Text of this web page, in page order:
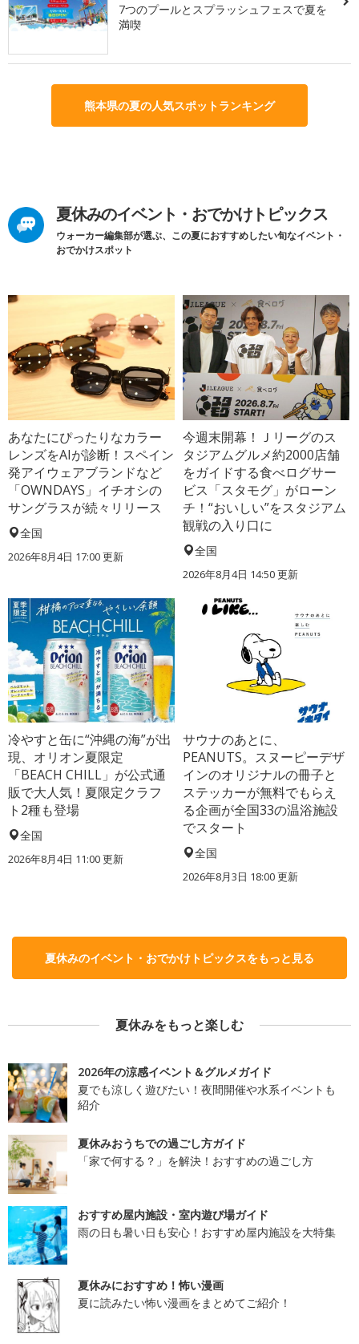
7つのプールとスプラッシュフェスで夏を
満喫
熊本県の夏の人気スポットランキング
夏休みのイベント・おでかけトピックス
ウォーカー編集部が選ぶ、この夏におすすめしたい旬なイベント・
おでかけスポット
あなたにぴったりなカラー
レンズをAIが診断！スペイン
発アイウェアブランドなど
「OWNDAYS」イチオシの
サングラスが続々リリース
全国
2026年8月4日 17:00更新
今週末開幕！Ｊリーグのス
タジアムグルメ約2000店舗
をガイドする食べログサー
ビス「スタモグ」がローン
チ！“おいしい”をスタジアム
観戦の入り口に
全国
2026年8月4日 14:50更新
冷やすと缶に“沖縄の海”が出
現、オリオン夏限定
「BEACH CHILL」が公式通
販で大人気！夏限定クラフ
ト2種も登場
全国
2026年8月4日 11:00更新
サウナのあとに、
PEANUTS。スヌーピーデザ
インのオリジナルの冊子と
ステッカーが無料でもらえ
る企画が全国33の温浴施設
でスタート
全国
2026年8月3日 18:00更新
夏休みのイベント・おでかけトピックスをもっと見る
夏休みをもっと楽しむ
2026年の涼感イベント＆グルメガイド
夏でも涼しく遊びたい！夜間開催や水系イベントも
紹介
夏休みおうちでの過ごし方ガイド
「家で何する？」を解決！おすすめの過ごし方
おすすめ屋内施設・室内遊び場ガイド
雨の日も暑い日も安心！おすすめ屋内施設を大特集
夏休みにおすすめ！怖い漫画
夏に読みたい怖い漫画をまとめてご紹介！